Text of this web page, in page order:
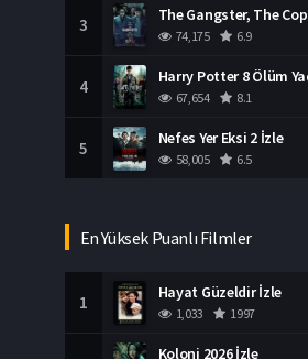
3
74,175 6.9
4
67,654 8.1
5 Nefes Yer Eksi 2 İzle
58,005 6.5
En Yüksek Puanlı Filmler
1 Hayat Güzeldir İzle
1,033 1997
Koloni 2026 İzle